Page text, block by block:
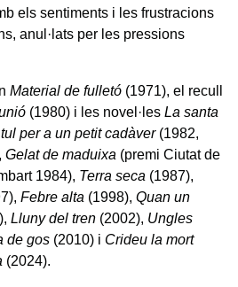
els sentiments i les frustracions
anul·lats per les pressions
Material de fulletó (1971), el recull
(1980) i les novel·les La santa
per a un petit cadàver(1982,
Gelat de maduixa (premi Ciutat de
1984), Terra seca (1987),
Febre alta (1998), Quan un
Lluny del tren (2002), Ungles
de gos (2010) i Crideu la mort
(2024).